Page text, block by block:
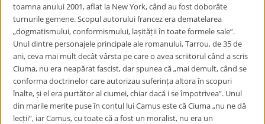
toamna anului 2001, aflat la New York, când au fost doborâte
turnurile gemene. Scopul autorului francez era dematelarea
„dogmatismului, conformismului, lașității în toate formele sale”.
Unul dintre personajele principale ale romanului, Tarrou, de 35 de
ani, ceva mai mult decât vârsta pe care o avea scriitorul când a scris
Ciuma, nu era neapărat fascist, dar spunea că „mai demult, când se
conforma doctrinelor care autorizau suferința altora în scopuri
înalte, și el era purtător al ciumei, chiar dacă i se împotrivea”. Unul
din marile merite puse în contul lui Camus este că Ciuma „nu ne dă
lecții”, iar Camus, cu toate că a fost un moralist, nu era un